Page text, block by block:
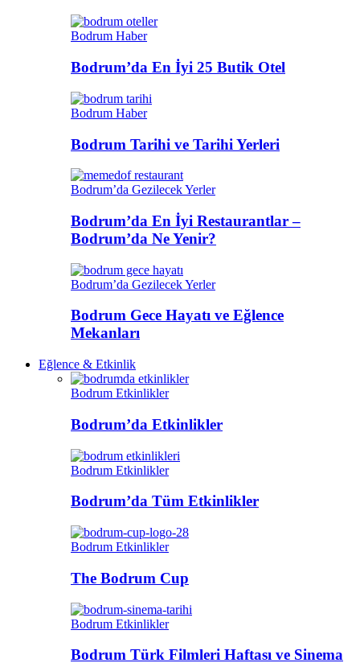
Bodrum Haber
Bodrum’da En İyi 25 Butik Otel
Bodrum Haber
Bodrum Tarihi ve Tarihi Yerleri
Bodrum’da Gezilecek Yerler
Bodrum’da En İyi Restaurantlar –
Bodrum’da Ne Yenir?
Bodrum’da Gezilecek Yerler
Bodrum Gece Hayatı ve Eğlence
Mekanları
Eğlence & Etkinlik
Bodrum Etkinlikler
Bodrum’da Etkinlikler
Bodrum Etkinlikler
Bodrum’da Tüm Etkinlikler
Bodrum Etkinlikler
The Bodrum Cup
Bodrum Etkinlikler
Bodrum Türk Filmleri Haftası ve Sinema